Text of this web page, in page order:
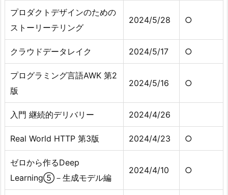
プロダクトデザインのための
ストーリーテリング
2024/5/28 ○
クラウドデータレイク 2024/5/17 ○
プログラミング言語AWK 第2
版
2024/5/16 ○
入門 継続的デリバリー 2024/4/26
Real World HTTP 第3版 2024/4/23 ○
ゼロから作るDeep
Learning⑤－生成モデル編
2024/4/10 ○